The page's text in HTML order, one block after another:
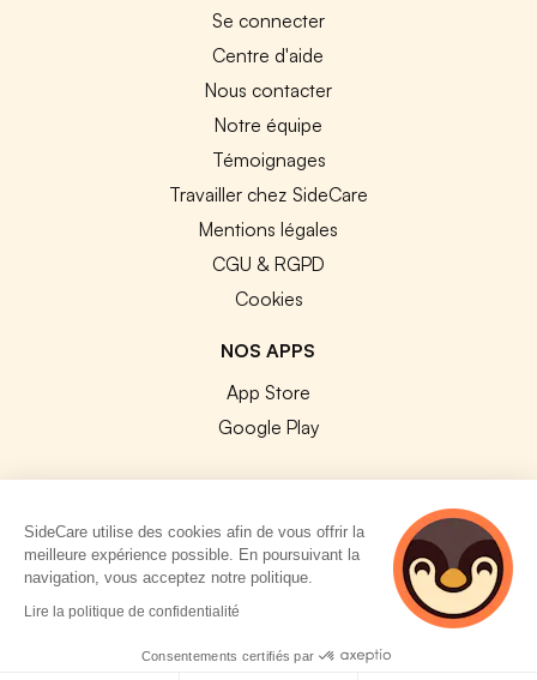
Se connecter
Centre d'aide
Nous contacter
Notre équipe
Témoignages
Travailler chez SideCare
Mentions légales
CGU & RGPD
Cookies
NOS APPS
App Store
Google Play
© 2026 SideCare. Tous droits réservés.
SideCare utilise des cookies afin de vous offrir la
meilleure expérience possible. En poursuivant la
navigation, vous acceptez notre politique.
Lire la politique de confidentialité
Consentements certifiés par
2 personnes
consultent
actuellement cette